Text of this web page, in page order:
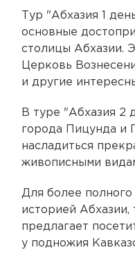
Тур "Абхазия 1
основные
столицы Абхазии.
Церковь
и другие
В туре "Абхазия 2
города Пицунда и
насладиться
живописными
Для более полного
историей Абхазии,
предлагает
у подножия